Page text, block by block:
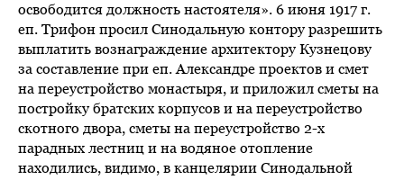
освободится должность настоятеля». 6 июня 1917 г.
еп. Трифон просил Синодальную контору разрешить
выплатить вознаграждение архитектору Кузнецову
за составление при еп. Александре проектов и смет
на переустройство монастыря, и приложил сметы на
постройку братских корпусов и на переустройство
скотного двора, сметы на переустройство 2-х
парадных лестниц и на водяное отопление
находились, видимо, в канцелярии Синодальной